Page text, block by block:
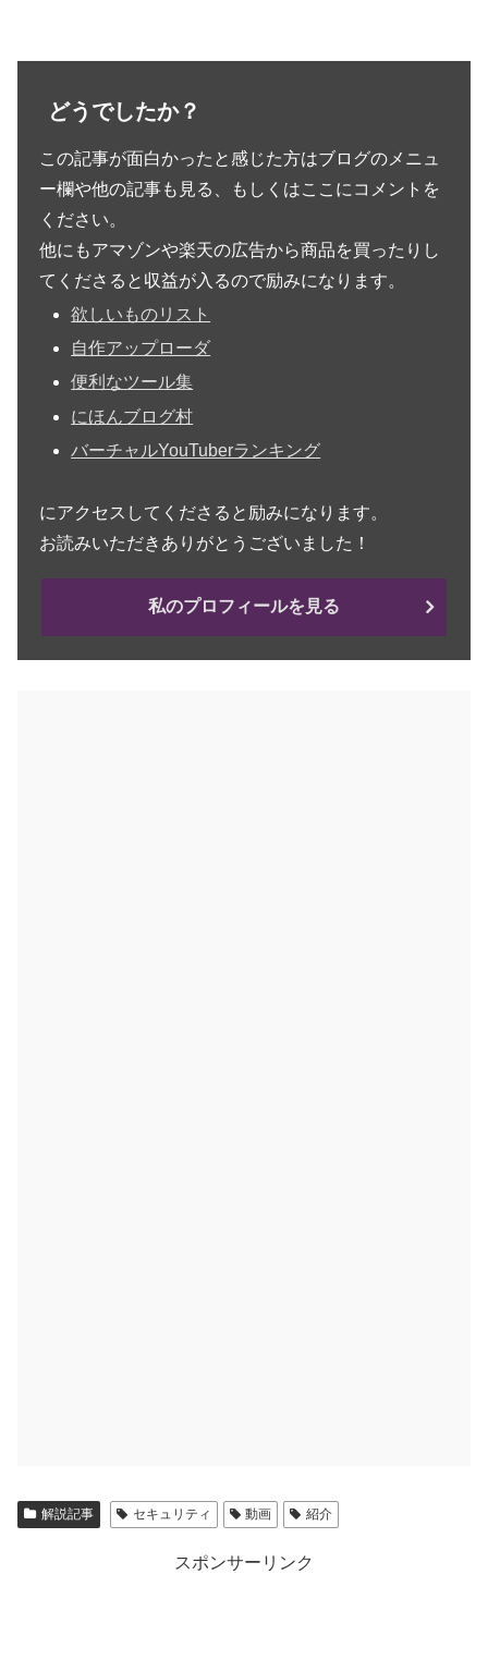
どうでしたか？
この記事が面白かったと感じた方はブログのメニュ
ー欄や他の記事も見る、もしくはここにコメントを
ください。
他にもアマゾンや楽天の広告から商品を買ったりし
てくださると収益が入るので励みになります。
欲しいものリスト
自作アップローダ
便利なツール集
にほんブログ村
バーチャルYouTuberランキング
にアクセスしてくださると励みになります。
お読みいただきありがとうございました！
私のプロフィールを見る
解説記事 セキュリティ 動画 紹介
スポンサーリンク